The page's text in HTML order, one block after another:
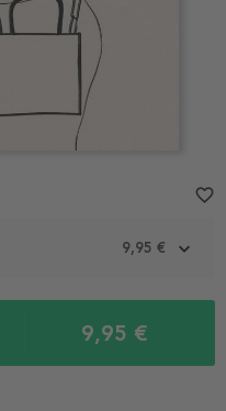
9,95 €
9,95 €
favorite_border